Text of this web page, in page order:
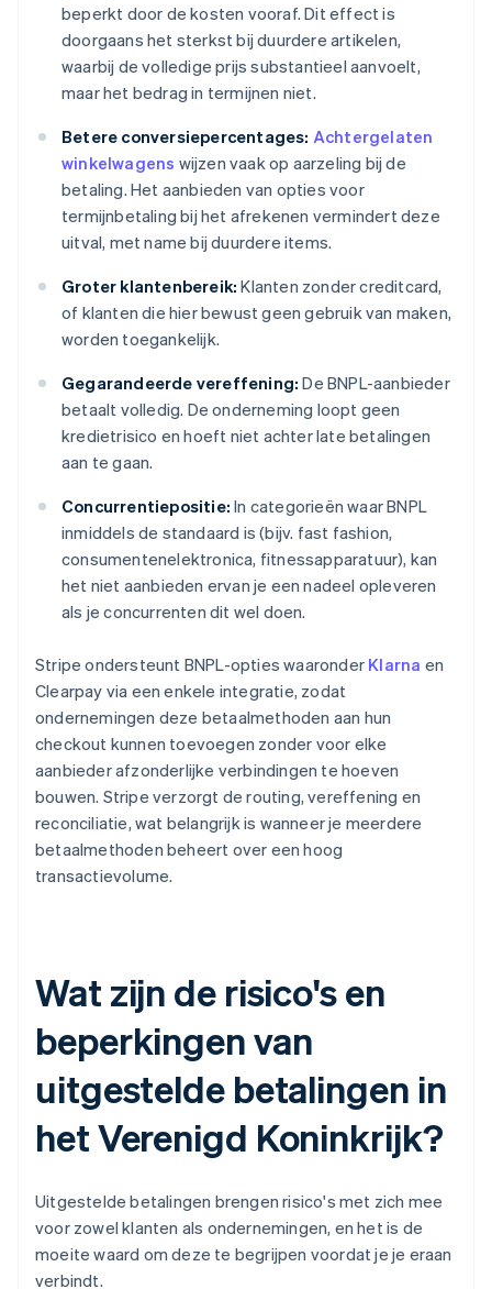
beperkt door de kosten vooraf. Dit effect is
doorgaans het sterkst bij duurdere artikelen,
waarbij de volledige prijs substantieel aanvoelt,
maar het bedrag in termijnen niet.
Betere conversiepercentages: Achtergelaten
winkelwagens wijzen vaak op aarzeling bij de
betaling. Het aanbieden van opties voor
termijnbetaling bij het afrekenen vermindert deze
uitval, met name bij duurdere items.
Groter klantenbereik: Klanten zonder creditcard,
of klanten die hier bewust geen gebruik van maken,
worden toegankelijk.
Gegarandeerde vereffening: De BNPL-aanbieder
betaalt volledig. De onderneming loopt geen
kredietrisico en hoeft niet achter late betalingen
aan te gaan.
Concurrentiepositie: In categorieën waar BNPL
inmiddels de standaard is (bijv. fast fashion,
consumentenelektronica, fitnessapparatuur), kan
het niet aanbieden ervan je een nadeel opleveren
als je concurrenten dit wel doen.
Stripe ondersteunt BNPL-opties waaronder Klarna en
Clearpay via een enkele integratie, zodat
ondernemingen deze betaalmethoden aan hun
checkout kunnen toevoegen zonder voor elke
aanbieder afzonderlijke verbindingen te hoeven
bouwen. Stripe verzorgt de routing, vereffening en
reconciliatie, wat belangrijk is wanneer je meerdere
betaalmethoden beheert over een hoog
transactievolume.
Wat zijn de risico's en
beperkingen van
uitgestelde betalingen in
het Verenigd Koninkrijk?
Uitgestelde betalingen brengen risico's met zich mee
voor zowel klanten als ondernemingen, en het is de
moeite waard om deze te begrijpen voordat je je eraan
verbindt.